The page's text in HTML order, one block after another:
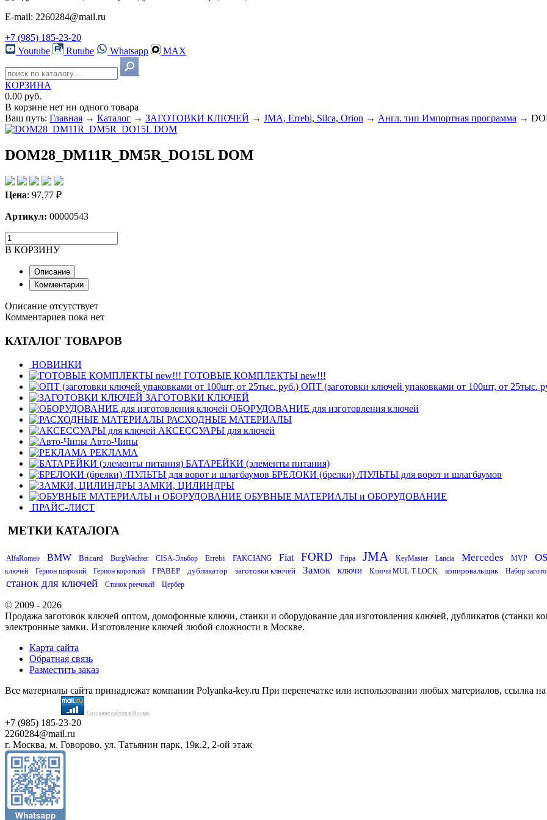
E-mail: 2260284@mail.ru
+7 (985) 185-23-20
Youtube
Rutube Whatsapp MAX
КОРЗИНА
0.00 руб.
В корзине нет ни одного товара
Ваш путь: Главная → Каталог → ЗАГОТОВКИ КЛЮЧЕЙ → JMA, Errebi, Silca, Orion → Англ. тип Импортная программа →
DOM28_DM11R_DM5R_DO15L DOM
Цена: 97,77 ₽
Артикул: 00000543
В КОРЗИНУ
Описание
Комментарии
Описание отсутствует
Комментариев пока нет
КАТАЛОГ ТОВАРОВ
НОВИНКИ
ГОТОВЫЕ КОМПЛЕКТЫ new!!!
ОПТ (заготовки ключей упаковками от 100шт, от 25тыс.
ЗАГОТОВКИ КЛЮЧЕЙ
ОБОРУДОВАНИЕ для изготовления ключей
РАСХОДНЫЕ МАТЕРИАЛЫ
АКСЕССУАРЫ для ключей
Авто-Чипы
РЕКЛАМА
БАТАРЕЙКИ (элементы питания)
БРЕЛОКИ (брелки) /ПУЛЬТЫ для ворот и шлагбаумов
ЗАМКИ, ЦИЛИНДРЫ
ОБУВНЫЕ МАТЕРИАЛЫ и ОБОРУДОВАНИЕ
ПРАЙС-ЛИСТ
МЕТКИ КАТАЛОГА
AlfaRomeo BMW Bricard BurgWachter CISA-Эльбор Errebi FAKCIANG Fiat FORD Fripa JMA KeyMaster Lancia Mercedes MVP
ключей Герион широкий Герион короткий ГРАВЕР дубликатор заготовки ключей Замок ключи Ключи MUL-T-LOCK копировальщик Набор
станок для ключей Станок реечный Цербер
© 2009 - 2026
Продажа заготовок ключей оптом, домофонные ключи, станки и оборудование для изготовления ключей, дубликатов (станки
электронные замки. Изготовление ключей любой сложности в Москве.
Карта сайта
Обратная связь
Разместить заказ
Все материалы сайта принадлежат компании Polyanka-key.ru При перепечатке или использовании любых материалов, ссылка на
Создание сайтов в Москве
+7 (985) 185-23-20
2260284@mail.ru
г. Москва, м. Говорово, ул. Татьянин парк, 19к.2, 2-ой этаж